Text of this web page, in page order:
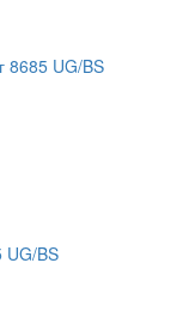
8685 UG/BS
UG/BS